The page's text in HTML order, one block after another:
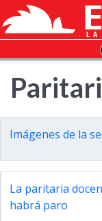
Imágenes de la
La paritaria
habrá paro